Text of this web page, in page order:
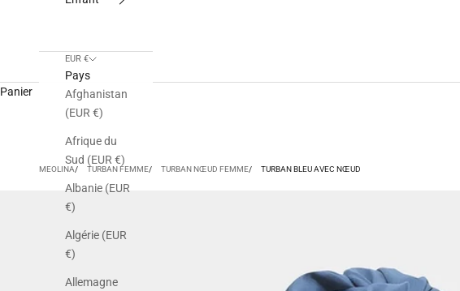
EUR €
Pays
Afghanistan
(EUR €)
Afrique du
Sud (EUR €)
Albanie (EUR
€)
Algérie (EUR
€)
Allemagne
Panier
MEOLINA TURBAN FEMME TURBAN NŒUD FEMME TURBAN BLEU AVEC NŒUD